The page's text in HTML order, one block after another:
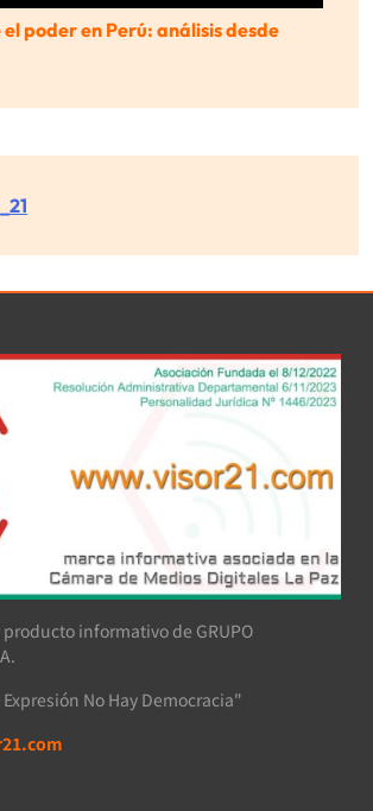
el poder en Perú: análisis desde
producto informativo de GRUPO
No Hay Democracia"